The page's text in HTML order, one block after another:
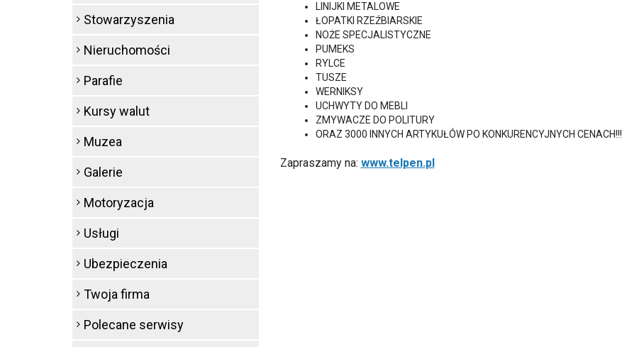
LINIJKI METALOWE
ŁOPATKI RZEŹBIARSKIE
NOŻE SPECJALISTYCZNE
PUMEKS
RYLCE
TUSZE
WERNIKSY
UCHWYTY DO MEBLI
ZMYWACZE DO POLITURY
ORAZ 3000 INNYCH ARTYKUŁÓW PO KONKURENCYJNYCH CENACH!!!
Zapraszamy na: www.telpen.pl
Stowarzyszenia
Nieruchomości
Parafie
Kursy walut
Muzea
Galerie
Motoryzacja
Usługi
Ubezpieczenia
Twoja firma
Polecane serwisy